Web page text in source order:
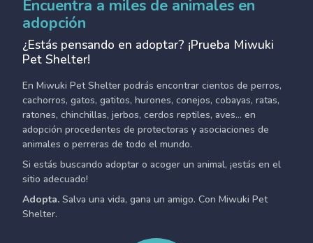
Encuentra a miles de animales en
adopción
¿Estás pensando en adoptar? ¡Prueba Miwuki
Pet Shelter!
En Miwuki Pet Shelter podrás encontrar cientos de perros,
cachorros, gatos, gatitos, hurones, conejos, cobayas, ratas,
ratones, chinchillas, jerbos, cerdos reptiles, aves... en
adopción procedentes de protectoras y asociaciones de
animales o perreras de todo el mundo.
Si estás buscando adoptar o acoger un animal, ¡estás en el
sitio adecuado!
Adopta. Salva una vida, gana un amigo. Con Miwuki Pet
Shelter.